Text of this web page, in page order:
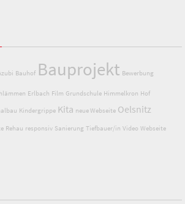
Bauhof Bauprojekt Bewerbung
Erlbach Film Grundschule Himmelkron Hof
Kindergrippe Kita neue Webseite Oelsnitz
Rehau responsiv Sanierung Tiefbauer/in Video Webseite